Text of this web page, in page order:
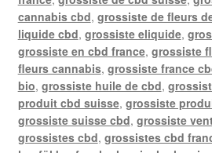
cannabis cbd, grossiste de fleurs
liquide cbd, grossiste eliquide,
grossiste en cbd france, grossiste
fleurs cannabis, grossiste france
bio, grossiste huile de cbd,
produit cbd suisse, grossiste
grossiste suisse cbd, grossiste
grossistes cbd, grossistes cbd